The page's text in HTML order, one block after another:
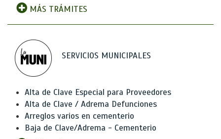
MÁS TRÁMITES
SERVICIOS MUNICIPALES
Alta de Clave Especial para Proveedores
Alta de Clave / Adrema Defunciones
Arreglos varios en cementerio
Baja de Clave/Adrema - Cementerio